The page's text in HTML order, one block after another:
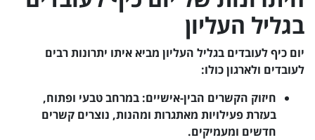
בגליל העליון
יום כיף לעובדים בגליל העליון מביא איתו יתרונות רבים
לעובדים ולארגון כולו:
חיזוק הקשרים הבין-אישיים: במרחב טבעי ופתוח,
בעזרת פעילויות מאתגרות ומהנות, נוצרים קשרים
חדשים ומעמיקים.